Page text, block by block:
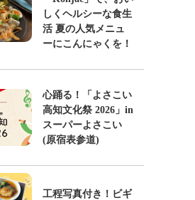
しくヘルシーな食生
活 夏の人気メニュ
ーにこんにゃくを！
心踊る！「よさこい
高知文化祭 2026」in
スーパーよさこい
(原宿表参道)
工程写真付き！ビギ